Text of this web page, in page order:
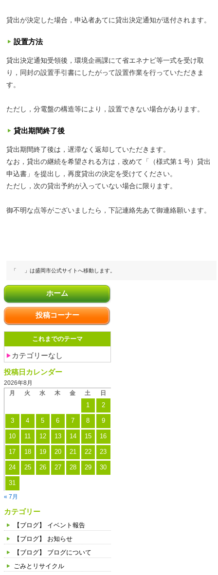
ホーム
投稿コーナー
これまでのテーマ
カテゴリーなし
投稿日カレンダー
2026年8月
月
火 水 木 金 土 日
1 2
3 4 5 6 7 8 9
10 11 12 13 14 15 16
17 18 19 20 21 22 23
24 25 26 27 28 29 30
31
« 7月
カテゴリー
【ブログ】 イベント報告
【ブログ】 お知らせ
【ブログ】 ブログについて
ごみとリサイクル
貸出が決定した場合，申込者あてに貸出決定通知が送付されます。
設置方法
貸出決定通知受領後，環境企画課にて省エネナビ等一式を受け取
り，同封の設置手引書にしたがって設置作業を行っていただきま
す。
ただし，分電盤の構造等により，設置できない場合があります。
貸出期間終了後
貸出期間終了後は，遅滞なく返却していただきます。
なお，貸出の継続を希望される方は，改めて「（様式第１号）貸出
申込書」を提出し，再度貸出の決定を受けてください。
ただし，次の貸出予約が入っていない場合に限ります。
御不明な点等がございましたら，下記連絡先あて御連絡願います。
「 」は盛岡市公式サイトへ移動します。